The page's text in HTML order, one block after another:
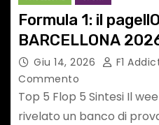
Formula 1: il
BARCELLONA
Giu 14, 2026 F1
Commento
Top 5 Flop 5 Sintesi Il
rivelato un banco di